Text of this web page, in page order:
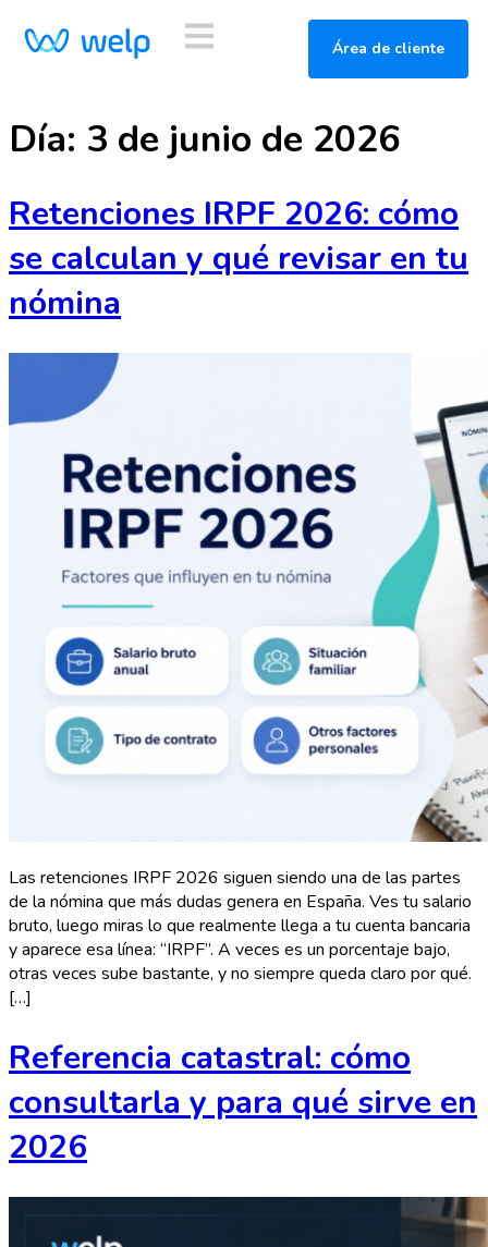
Área de cliente
Día: 3 de junio de 2026
Retenciones IRPF 2026: cómo
se calculan y qué revisar en tu
nómina
Las retenciones IRPF 2026 siguen siendo una de las partes
de la nómina que más dudas genera en España. Ves tu salario
bruto, luego miras lo que realmente llega a tu cuenta bancaria
y aparece esa línea: “IRPF”. A veces es un porcentaje bajo,
otras veces sube bastante, y no siempre queda claro por qué.
[…]
Referencia catastral: cómo
consultarla y para qué sirve en
2026